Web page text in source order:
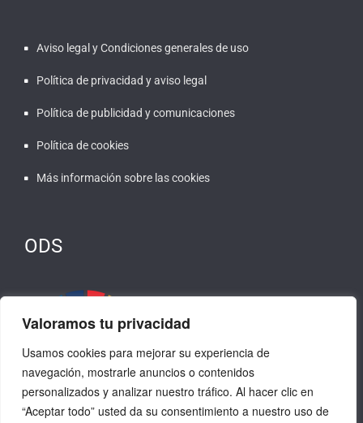
Valoramos tu privacidad
Usamos cookies para mejorar su experiencia de
navegación, mostrarle anuncios o contenidos
personalizados y analizar nuestro tráfico. Al hacer clic en
“Aceptar todo” usted da su consentimiento a nuestro uso de
Aviso legal y Condiciones generales de uso
Política de privacidad y aviso legal
Política de publicidad y comunicaciones
Política de cookies
Más información sobre las cookies
ODS